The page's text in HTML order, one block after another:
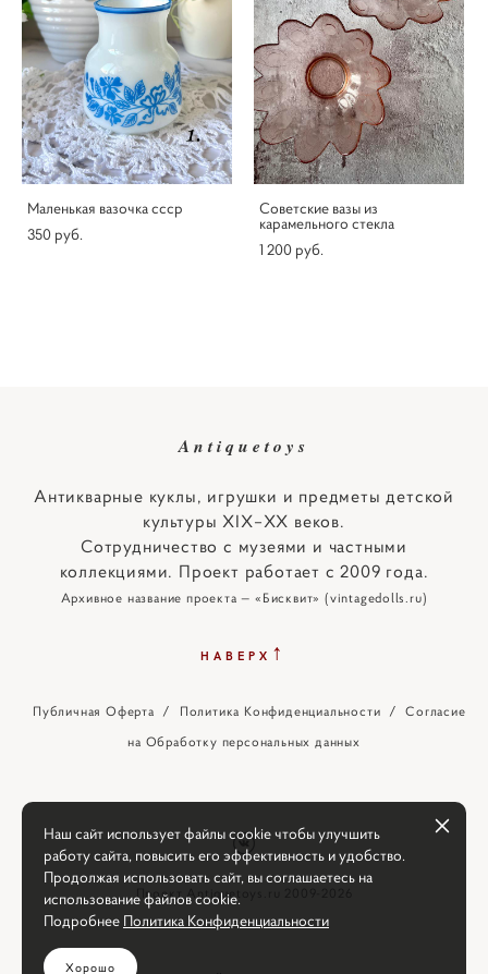
Маленькая вазочка ссср
350 pуб.
Советские вазы из
карамельного стекла
1 200 pуб.
Antiquetoys
Антикварные куклы, игрушки и предметы детской
культуры XIX–XX веков.
Сотрудничество с музеями и частными
коллекциями. Проект работает с 2009 года.
Архивное название проекта — «Бисквит» (vintagedolls.ru)
НАВЕРХ ↑
Публичная Оферта / Политика Конфиденциальности /Согласие
на Обработку персональных данных
Проект Antiquetoys.ru 2009-2026
Наш сайт использует файлы cookie чтобы улучшить
работу сайта, повысить его эффективность и удобство.
Продолжая использовать сайт, вы соглашаетесь на
использование файлов cookie.
Подробнее Политика Конфиденциальности
Хорошо